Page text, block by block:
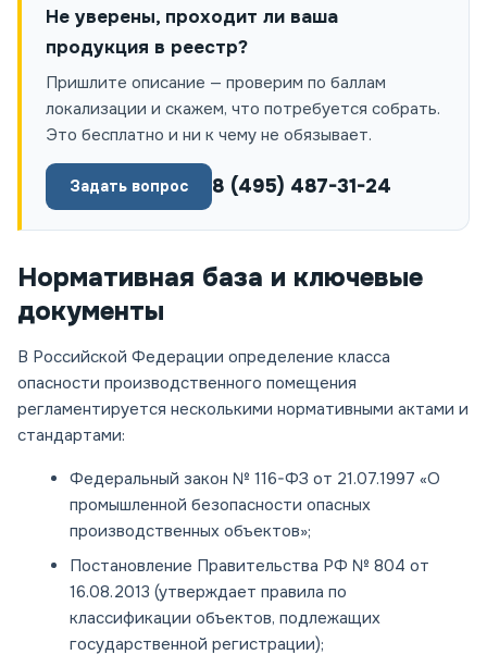
Не уверены, проходит ли ваша
продукция в реестр?
Пришлите описание — проверим по баллам
локализации и скажем, что потребуется собрать.
Это бесплатно и ни к чему не обязывает.
Задать вопрос 8 (495) 487-31-24
Нормативная база и ключевые
документы
В Российской Федерации определение класса
опасности производственного помещения
регламентируется несколькими нормативными актами и
стандартами:
Федеральный закон № 116-ФЗ от 21.07.1997 «О
промышленной безопасности опасных
производственных объектов»;
Постановление Правительства РФ № 804 от
16.08.2013 (утверждает правила по
классификации объектов, подлежащих
государственной регистрации);